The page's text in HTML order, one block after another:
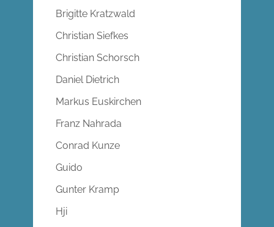
Brigitte Kratzwald
Christian Siefkes
Christian Schorsch
Daniel Dietrich
Markus Euskirchen
Franz Nahrada
Conrad Kunze
Guido
Gunter Kramp
Hji